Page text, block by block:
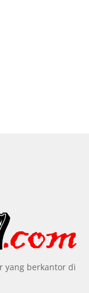
yang berkantor di